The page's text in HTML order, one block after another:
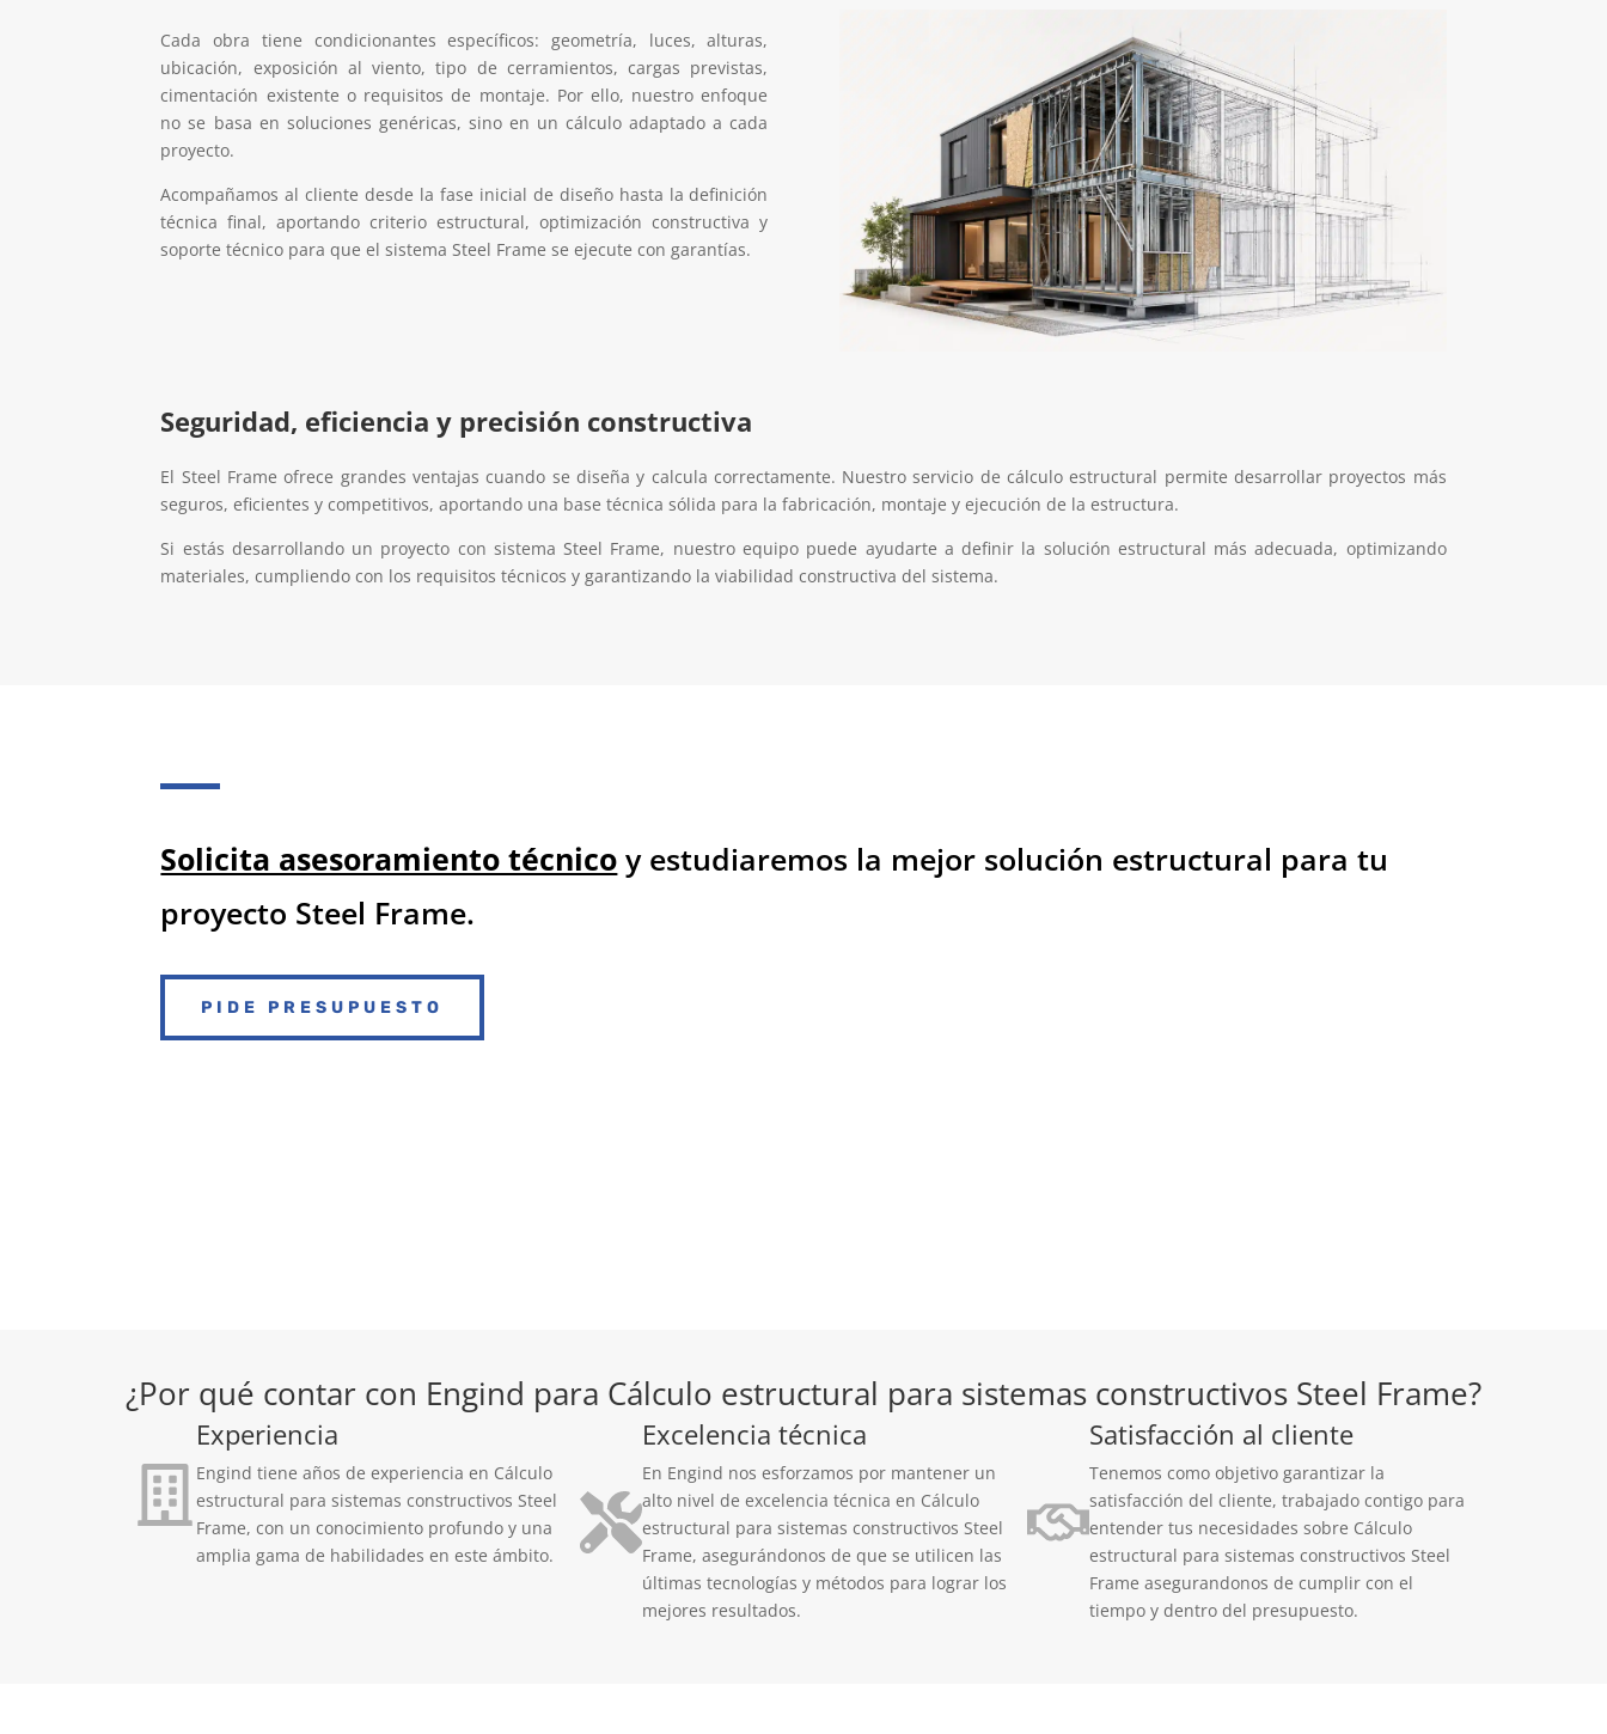
Cada obra tiene condicionantes específicos: geometría, luces, alturas,
ubicación, exposición al viento, tipo de cerramientos, cargas previstas,
cimentación existente o requisitos de montaje. Por ello, nuestro enfoque
no se basa en soluciones genéricas, sino en un cálculo adaptado a cada
proyecto.
Acompañamos al cliente desde la fase inicial de diseño hasta la definición
técnica final, aportando criterio estructural, optimización constructiva y
soporte técnico para que el sistema Steel Frame se ejecute con garantías.
Seguridad, eficiencia y precisión constructiva
El Steel Frame ofrece grandes ventajas cuando se diseña y calcula correctamente. Nuestro servicio de cálculo estructural permite desarrollar proyectos más
seguros, eficientes y competitivos, aportando una base técnica sólida para la fabricación, montaje y ejecución de la estructura.
Si estás desarrollando un proyecto con sistema Steel Frame, nuestro equipo puede ayudarte a definir la solución estructural más adecuada, optimizando
materiales, cumpliendo con los requisitos técnicos y garantizando la viabilidad constructiva del sistema.
Solicita asesoramiento técnico y estudiaremos la mejor solución estructural para tu
proyecto Steel Frame.
PIDE PRESUPUESTO
¿Por qué contar con Engind para Cálculo estructural para sistemas constructivos Steel Frame?
Experiencia
Engind tiene años de experiencia en Cálculo
estructural para sistemas constructivos Steel
Frame, con un conocimiento profundo y una
amplia gama de habilidades en este ámbito.
Excelencia técnica
En Engind nos esforzamos por mantener un
alto nivel de excelencia técnica en Cálculo
estructural para sistemas constructivos Steel
Frame, asegurándonos de que se utilicen las
últimas tecnologías y métodos para lograr los
mejores resultados.
Satisfacción al cliente
Tenemos como objetivo garantizar la
satisfacción del cliente, trabajado contigo para
entender tus necesidades sobre Cálculo
estructural para sistemas constructivos Steel
Frame asegurandonos de cumplir con el
tiempo y dentro del presupuesto.